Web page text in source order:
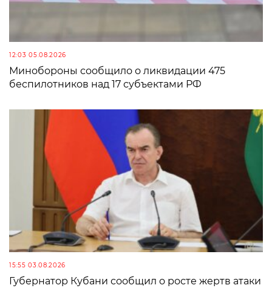
12:03 05.08.2026
Минобороны сообщило о ликвидации 475
беспилотников над 17 субъектами РФ
15:55 03.08.2026
Губернатор Кубани сообщил о росте жертв атаки